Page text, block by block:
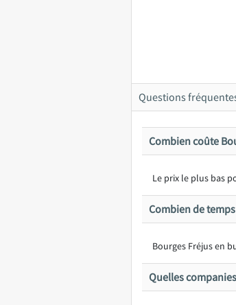
Questions
Combien coûte
Le prix le plus bas
Combien de
Bourges Fréjus en
Quelles